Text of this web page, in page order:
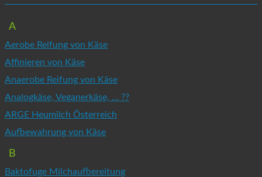
A
Aerobe Reifung von Käse
Affinieren von Käse
Anaerobe Reifung von Käse
Analogkäse, Veganerkäse, ... ??
ARGE Heumilch Österreich
Aufbewahrung von Käse
B
Baktofuge Milchaufbereitung